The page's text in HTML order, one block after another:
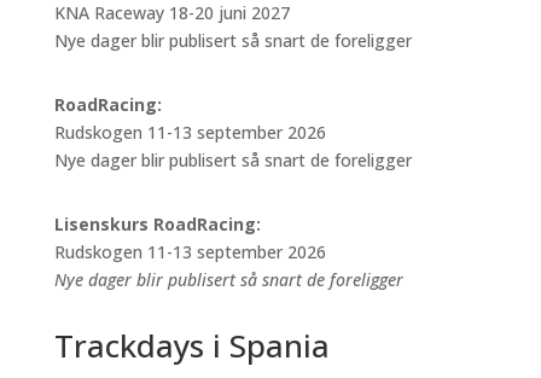
KNA Raceway 18-20 juni 2027
Nye dager blir publisert så snart de foreligger
RoadRacing:
Rudskogen 11-13 september 2026
Nye dager blir publisert så snart de foreligger
Lisenskurs RoadRacing:
Rudskogen 11-13 september 2026
Nye dager blir publisert så snart de foreligger
Trackdays i Spania